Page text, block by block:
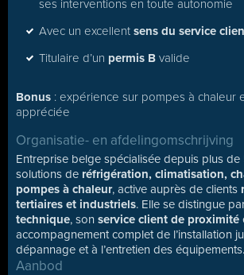
ses interventions en toute autonomie
Avec un excellent sens du service
Titulaire d’un permis B valide
Bonus : expérience sur pompes à chaleur
appréciée
Organisatie- en afdelingomschrijving
Entreprise belge spécialisée depuis plus
solutions de réfrigération, climatisation,
pompes à chaleur, active auprès de clients
tertiaires et industriels. Elle se distingue
technique, son service client de proximité
accompagnement complet de l’installation
dépannage et à l’entretien des équipements.
Aanbod